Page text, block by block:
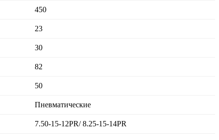
450
23
30
82
50
Пневматические
7.50-15-12PR/ 8.25-15-14PR